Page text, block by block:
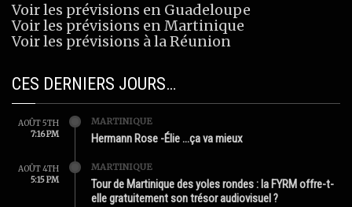
Voir les prévisions en Guadeloupe
Voir les prévisions en Martinique
Voir les prévisions à la Réunion
CES DERNIERS JOURS…
AOÛT 5TH
7:16 PM
MARTINIQUE
Hermann Rose -Élie …ça va mieux
AOÛT 4TH
5:15 PM
MARTINIQUE
Tour de Martinique des yoles rondes : la FYRM offre-t-
elle gratuitement son trésor audiovisuel ?